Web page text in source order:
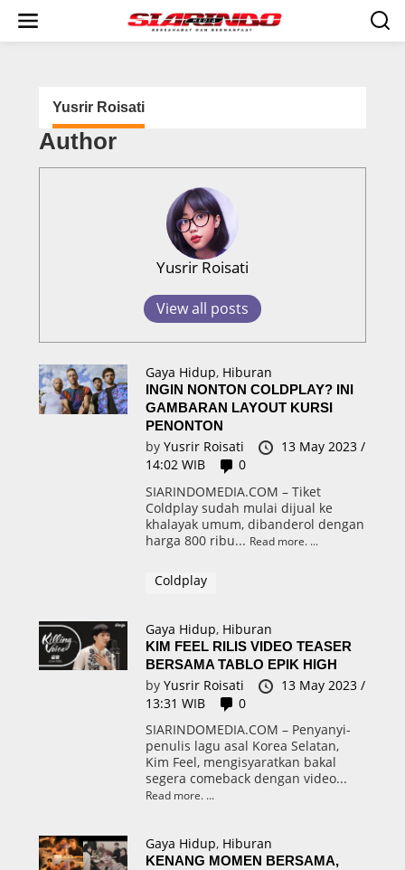
i
Yusrir Roisati
Author
Yusrir Roisati
View all posts
Gaya Hidup, Hiburan
INGIN NONTON COLDPLAY? INI
GAMBARAN LAYOUT KURSI
PENONTON
by Yusrir Roisati
13 May 2023 /
14:02 WIB
0
SIARINDOMEDIA.COM – Tiket
Coldplay sudah mulai dijual ke
khalayak umum, dibanderol dengan
harga 800 ribu... Read more.
Coldplay
Gaya Hidup, Hiburan
KIM FEEL RILIS VIDEO TEASER
BERSAMA TABLO EPIK HIGH
by Yusrir Roisati
13 May 2023 /
13:31 WIB
0
SIARINDOMEDIA.COM – Penyanyi-
penulis lagu asal Korea Selatan,
Kim Feel, mengisyaratkan bakal
segera comeback dengan video...
Read more.
Gaya Hidup, Hiburan
KENANG MOMEN BERSAMA,